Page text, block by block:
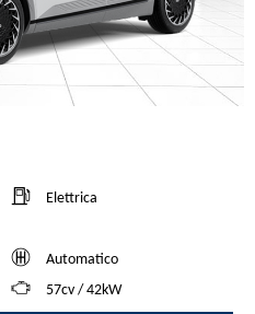
Elettrica
Automatico
57cv / 42kW